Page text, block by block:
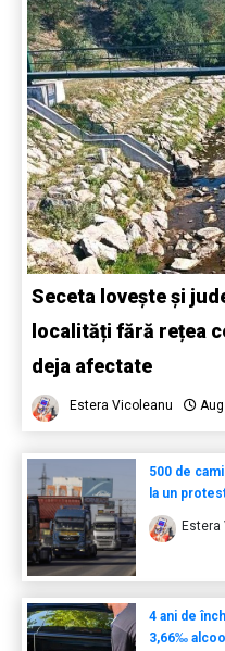
Seceta lovește și
localități fără rețea
deja afectate
Estera Vicoleanu
500 de
la un
Estera
4 ani de
3,66‰